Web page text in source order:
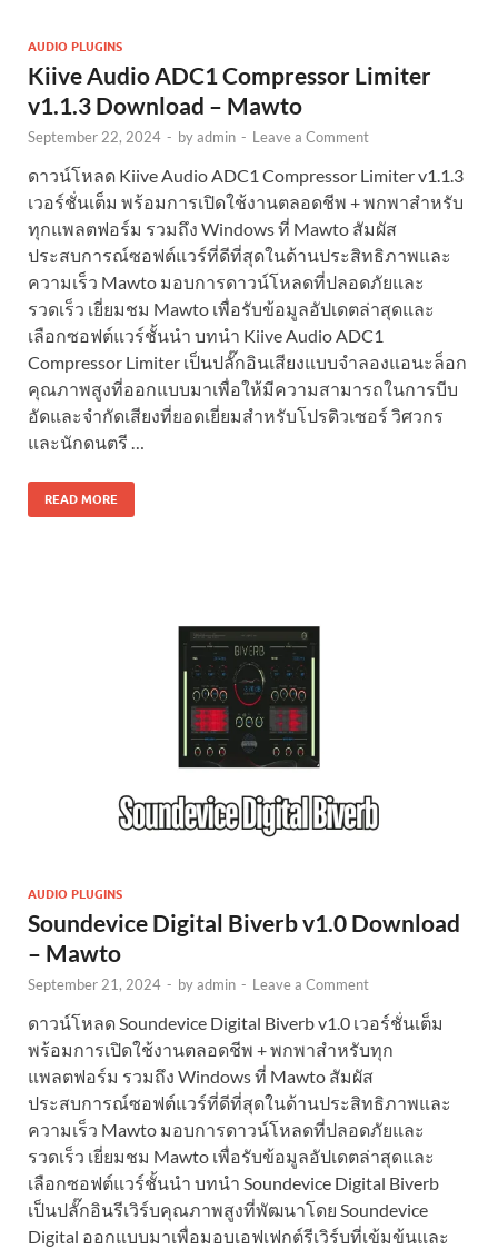
AUDIO PLUGINS
Kiive Audio ADC1 Compressor Limiter
v1.1.3 Download – Mawto
September 22, 2024 - byadmin - Leave a Comment
ดาวน์โหลด Kiive Audio ADC1 Compressor Limiter v1.1.3
เวอร์ชั่นเต็ม พร้อมการเปิดใช้งานตลอดชีพ + พกพาสำหรับ
ทุกแพลตฟอร์ม รวมถึง Windows ที่ Mawto สัมผัส
ประสบการณ์ซอฟต์แวร์ที่ดีที่สุดในด้านประสิทธิภาพและ
ความเร็ว Mawto มอบการดาวน์โหลดที่ปลอดภัยและ
รวดเร็ว เยี่ยมชม Mawto เพื่อรับข้อมูลอัปเดตล่าสุดและ
เลือกซอฟต์แวร์ชั้นนำ บทนำ Kiive Audio ADC1
Compressor Limiter เป็นปลั๊กอินเสียงแบบจำลองแอนะล็อก
คุณภาพสูงที่ออกแบบมาเพื่อให้มีความสามารถในการบีบ
อัดและจำกัดเสียงที่ยอดเยี่ยมสำหรับโปรดิวเซอร์ วิศวกร
และนักดนตรี …
READ MORE
AUDIO PLUGINS
Soundevice Digital Biverb v1.0 Download
– Mawto
September 21, 2024 - byadmin - Leave a Comment
ดาวน์โหลด Soundevice Digital Biverb v1.0 เวอร์ชั่นเต็ม
พร้อมการเปิดใช้งานตลอดชีพ + พกพาสำหรับทุก
แพลตฟอร์ม รวมถึง Windows ที่ Mawto สัมผัส
ประสบการณ์ซอฟต์แวร์ที่ดีที่สุดในด้านประสิทธิภาพและ
ความเร็ว Mawto มอบการดาวน์โหลดที่ปลอดภัยและ
รวดเร็ว เยี่ยมชม Mawto เพื่อรับข้อมูลอัปเดตล่าสุดและ
เลือกซอฟต์แวร์ชั้นนำ บทนำ Soundevice Digital Biverb
เป็นปลั๊กอินรีเวิร์บคุณภาพสูงที่พัฒนาโดย Soundevice
Digital ออกแบบมาเพื่อมอบเอฟเฟกต์รีเวิร์บที่เข้มข้นและ